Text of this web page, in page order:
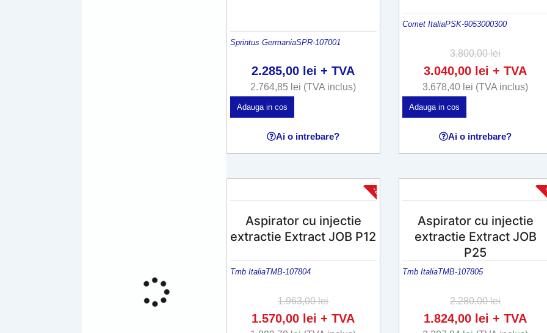
Sprintus GermaniaSPR-107001
2.285,00 lei + TVA
2.764,85 lei (TVA inclus)
Adauga in cos
Ai o intrebare?
Comet ItaliaPSK-9053000300
3.800,00lei
3.040,00 lei + TVA
3.678,40 lei (TVA inclus)
Adauga in cos
Ai o intrebare?
-20%
Aspirator cu injectie
extractie Extract JOB P12
Tmb ItaliaTMB-107804
1.963,00lei
1.570,00 lei + TVA
-
Aspirator cu injectie
extractie Extract JOB
P25
Tmb ItaliaTMB-107805
2.280,00lei
1.824,00 lei + TVA